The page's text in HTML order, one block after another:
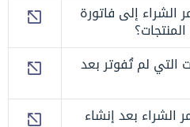
إلى فاتورة
التي لم تُفوتر بعد
الشراء بعد إنشاء